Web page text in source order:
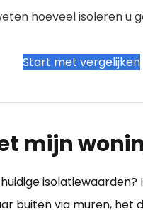
hoeveel isoleren u
Start met vergelijken
mijn
buiten via muren, het